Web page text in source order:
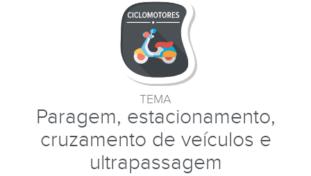
TEMA
Paragem, estacionamento,
cruzamento de veículos e
ultrapassagem